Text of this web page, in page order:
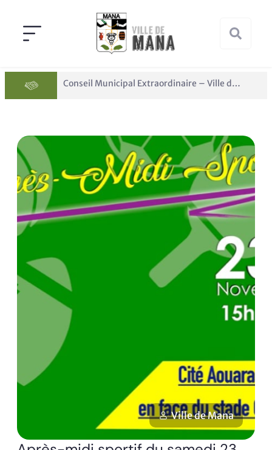
Conseil Municipal Extraordinaire – Ville de Mana du 05 juin 2026 Panne des réseaux Orange sur le territoire de Mana
Ville de Mana